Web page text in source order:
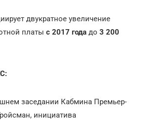
двукратное увеличение
платы с 2017 года до 3 200
заседании Кабмина Премьер-
инициатива